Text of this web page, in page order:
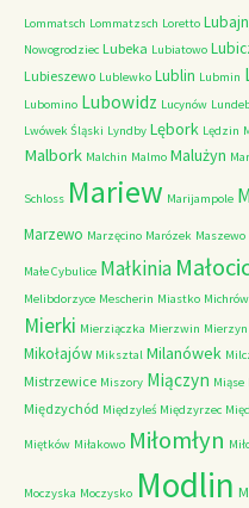
Lommatsch Lommatzsch Loretto
Nowogrodziec Lubeka Lubiatowo
Lubieszewo Lublewko Lublin Lubmin
Lubomino Lubowidz Lucynów
Lwówek Śląski Lyndby Lębork Lędzin
Malbork Malchin Malmo Malużyn
Schloss Mariew Marijampole
Marzewo Marzęcino Marózek Maszewo
Małe Cybulice Małkinia
Melibdorzyce Mescherin Miastko Michrów
Mierki Mierziączka Mierzwin Mierzyn
Mikołajów Miksztal Milanówek
Mistrzewice Miszory Miączyn Miąse
Międzychód Międzyleś Międzyrzec
Miętków Miłakowo Miłomłyn
Moczyska Moczysko Modlin